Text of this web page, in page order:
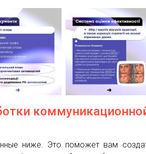
ниже. Это поможет вам